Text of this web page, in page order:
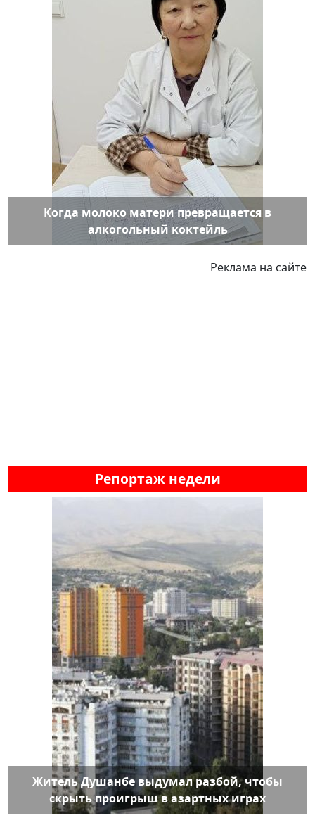
Когда молоко матери превращается в
алкогольный коктейль
Реклама на сайте
Репортаж недели
Житель Душанбе выдумал разбой, чтобы
скрыть проигрыш в азартных играх